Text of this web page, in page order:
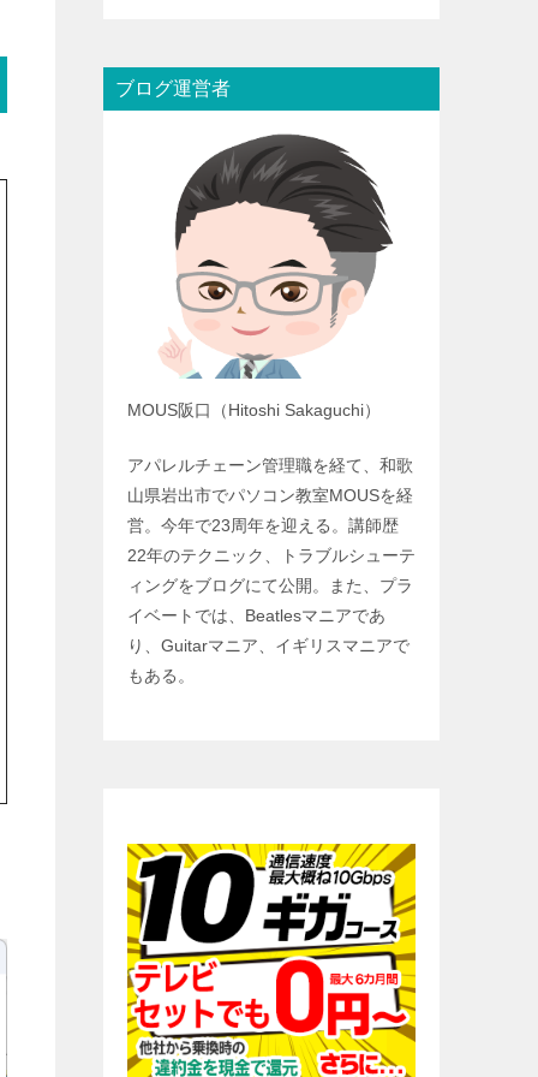
ブログ運営者
MOUS阪口（Hitoshi Sakaguchi）
アパレルチェーン管理職を経て、和歌
山県岩出市でパソコン教室MOUSを経
営。今年で23周年を迎える。講師歴
22年のテクニック、トラブルシューテ
ィングをブログにて公開。また、プラ
イベートでは、Beatlesマニアであ
り、Guitarマニア、イギリスマニアで
もある。